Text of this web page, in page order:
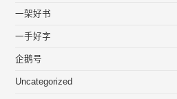
一架好书
一手好字
企鹅号
Uncategorized